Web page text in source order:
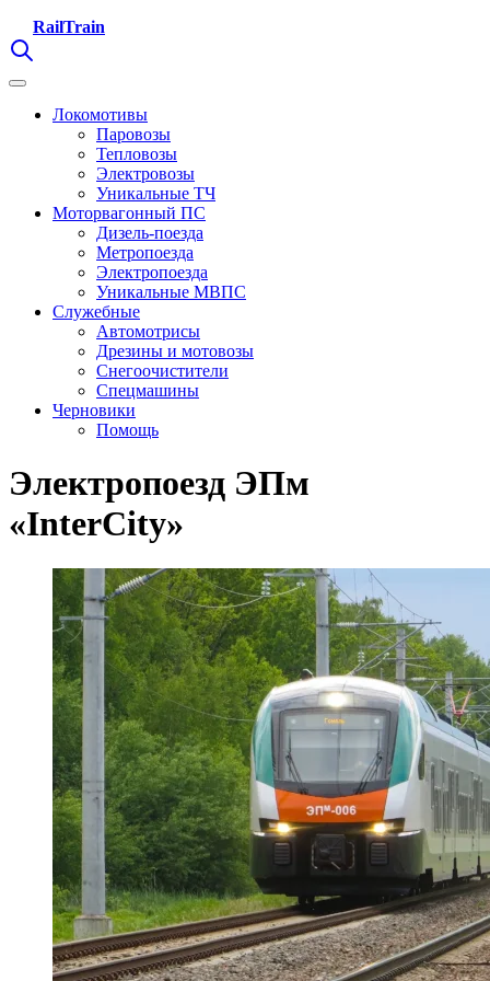
RailTrain
Локомотивы
Паровозы
Тепловозы
Электровозы
Уникальные ТЧ
Моторвагонный ПС
Дизель-поезда
Метропоезда
Электропоезда
Уникальные МВПС
Служебные
Автомотрисы
Дрезины и мотовозы
Снегоочистители
Спецмашины
Черновики
Помощь
Электропоезд ЭПм
«InterCity»